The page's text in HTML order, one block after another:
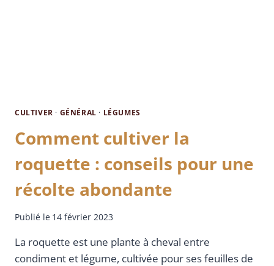
CULTIVER · GÉNÉRAL · LÉGUMES
Comment cultiver la
roquette : conseils pour une
récolte abondante
Publié le 14 février 2023
La roquette est une plante à cheval entre
condiment et légume, cultivée pour ses feuilles de